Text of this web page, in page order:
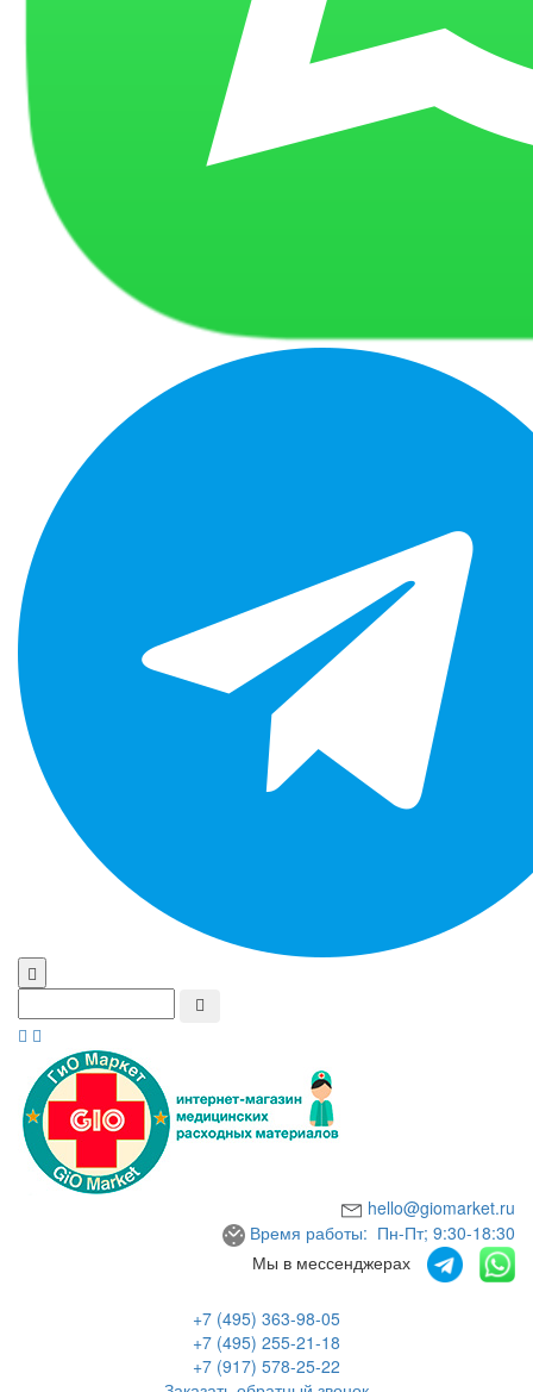
hello@giomarket.ru
Время работы: Пн-Пт; 9:30-18:30
Мы в мессенджерах
+7 (495) 363-98-05
+7 (495) 255-21-18
+7 (917) 578-25-22